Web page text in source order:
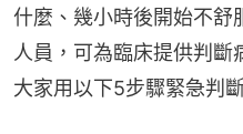
什麼、幾小時後開始不舒
人員，可為臨床提供判
大家用以下5步驟緊急判